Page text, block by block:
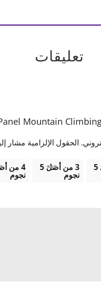
تعليقات
الحقول الإلزامية مشار
2 من أصل 5 3 من أصل 5
نجوم نجوم